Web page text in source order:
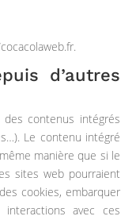
d’autres
contenus intégrés
Le contenu intégré
manière que si le
sites web pourraient
cookies, embarquer
avec ces